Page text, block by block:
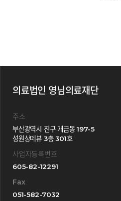
의료법인 영님의료재단
주소
부산광역시 진구 개금동 197-5
성원상떼뷰 3층 301호
사업자등록번호
605-82-12291
Fax
051-582-7032